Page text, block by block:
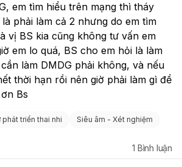
em tìm hiểu trên mạng thì tháy
phải làm cả 2 nhưng do em tìm
vị BS kia cũng không tư vấn em
em lo quá, BS cho em hỏi là làm
làm DMDG phải không, và nếu
thời hạn rồi nên giờ phải làm gì để
Bs
phát triển thai nhi Siêu âm - Xét nghiệm
1 Bình luận